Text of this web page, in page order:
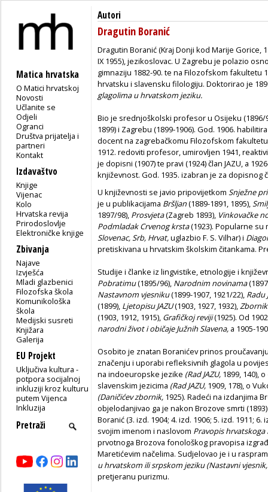
Matica hrvatska
O Matici hrvatskoj
Novosti
Učlanite se
Odjeli
Ogranci
Društva prijatelja i
partneri
Kontakt
Izdavaštvo
Knjige
Vijenac
Kolo
Hrvatska revija
Prirodoslovlje
Elektroničke knjige
Zbivanja
Najave
Izvješća
Mladi glazbenici
Filozofska škola
Komunikološka
škola
Medijski susreti
Knjižara
Galerija
EU Projekt
Uključiva kultura -
potpora socijalnoj
inkluziji kroz kulturu
putem Vijenca
Inkluzija
Autori
Dragutin Boranić
Dragutin Boranić (Kraj Donji kod Marije Gorice,
IX 1955),jezikoslovac. U Zagrebu je polazio
gimnaziju 1882-90. te na Filozofskom fakultetu
hrvatsku i slavensku filologiju. Doktorirao je
glagolima u hrvatskom jeziku.
Bio je srednjoškolski profesor u Osijeku (1896/
1899) i Zagrebu (1899-1906). God. 1906.
docent na zagrebačkomu Filozofskom
1912. redoviti profesor, umirovljen 1941,
je dopisni (1907) te pravi (1924) član JAZU, a
književnost. God. 1935. izabran je za dopisnog
U književnosti se javio pripovijetkom Snježne
je u publikacijama Bršljan(1889-1891, 1895),
1897/98), Prosvjeta(Zagreb 1893), Vinkovačke
Podmladak Crvenog krsta(1923). Popularne
Slovenac, Srb, Hrvat,uglazbio F. S. Vilhar) i
pretiskivana u hrvatskim školskim čitankama.
Studije i članke iz lingvistike, etnologije i
Pobratimu(1895/96), Narodnim novinama
Nastavnom vjesniku(1899-1907, 1921/22), Radu
(1899), Ljetopisu JAZU(1903, 1927, 1932),
(1903, 1912, 1915), Grafičkoj reviji(1925). Od
narodni život i običaje Južnih Slavena, a 1905-
Osobito je znatan Boranićev prinos
značenju i uporabi refleksivnih glagola u
na indoeuropske jezike (Rad JAZU, 1899, 140),
slavenskim jezicima (Rad JAZU, 1909, 178), o
(Daničićev zbornik, 1925). Radeći na izdanjima
objelodanjivao ga je nakon Brozove smrti
Boranić (3. izd. 1904; 4. izd. 1906; 5. izd. 1911;
svojim imenom i naslovom Pravopis
prvotnoga Brozova fonološkog pravopisa
Maretićevim načelima. Sudjelovao je i u
u hrvatskom ili srpskom jeziku (Nastavni
pretjeranu purizmu.